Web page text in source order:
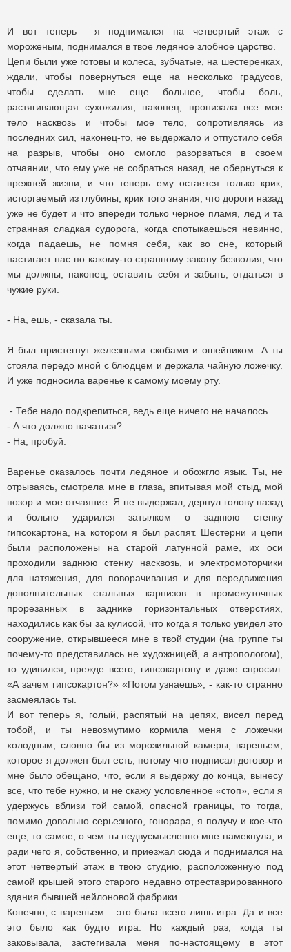
И вот теперь я поднимался на четвертый этаж с
мороженым, поднимался в твое ледяное злобное царство.
Цепи были уже готовы и колеса, зубчатые, на шестеренках,
ждали, чтобы повернуться еще на несколько градусов,
чтобы сделать мне еще больнее, чтобы боль,
растягивающая сухожилия, наконец, пронизала все мое
тело насквозь и чтобы мое тело, сопротивляясь из
последних сил, наконец-то, не выдержало и отпустило себя
на разрыв, чтобы оно смогло разорваться в своем
отчаянии, что ему уже не собраться назад, не обернуться к
прежней жизни, и что теперь ему остается только крик,
исторгаемый из глубины, крик того знания, что дороги назад
уже не будет и что впереди только черное пламя, лед и та
странная сладкая судорога, когда спотыкаешься невинно,
когда падаешь, не помня себя, как во сне, который
настигает нас по какому-то странному закону безволия, что
мы должны, наконец, оставить себя и забыть, отдаться в
чужие руки.
- На, ешь, - сказала ты.
Я был пристегнут железными скобами и ошейником. А ты
стояла передо мной с блюдцем и держала чайную ложечку.
И уже подносила варенье к самому моему рту.
- Тебе надо подкрепиться, ведь еще ничего не началось.
- А что должно начаться?
- На, пробуй.
Варенье оказалось почти ледяное и обожгло язык. Ты, не
отрываясь, смотрела мне в глаза, впитывая мой стыд, мой
позор и мое отчаяние. Я не выдержал, дернул голову назад
и больно ударился затылком о заднюю стенку
гипсокартона, на котором я был распят. Шестерни и цепи
были расположены на старой латунной раме, их оси
проходили заднюю стенку насквозь, и электромоторчики
для натяжения, для поворачивания и для передвижения
дополнительных стальных карнизов в промежуточных
прорезанных в заднике горизонтальных отверстиях,
находились как бы за кулисой, что когда я только увидел это
сооружение, открывшееся мне в твой студии (на группе ты
почему-то представилась не художницей, а антропологом),
то удивился, прежде всего, гипсокартону и даже спросил:
«А зачем гипсокартон?» «Потом узнаешь», - как-то странно
засмеялась ты.
И вот теперь я, голый, распятый на цепях, висел перед
тобой, и ты невозмутимо кормила меня с ложечки
холодным, словно бы из морозильной камеры, вареньем,
которое я должен был есть, потому что подписал договор и
мне было обещано, что, если я выдержу до конца, вынесу
все, что тебе нужно, и не скажу условленное «стоп», если я
удержусь вблизи той самой, опасной границы, то тогда,
помимо довольно серьезного, гонорара, я получу и кое-что
еще, то самое, о чем ты недвусмысленно мне намекнула, и
ради чего я, собственно, и приезжал сюда и поднимался на
этот четвертый этаж в твою студию, расположенную под
самой крышей этого старого недавно отреставрированного
здания бывшей нейлоновой фабрики.
Конечно, с вареньем – это была всего лишь игра. Да и все
это было как будто игра. Но каждый раз, когда ты
заковывала, застегивала меня по-настоящему в этот